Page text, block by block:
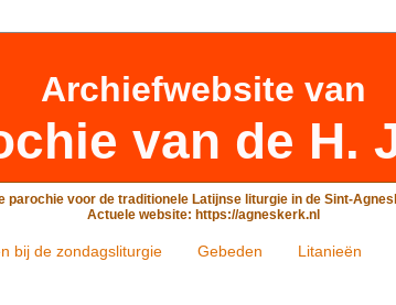
Archiefwebsite van
van de H.
parochie voor de traditionele Latijnse liturgie in de Sint-
Actuele website: https://agneskerk.nl
bij de zondagsliturgie Gebeden Litanieën